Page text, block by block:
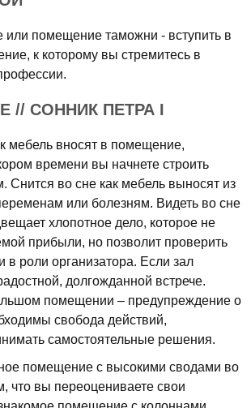
или помещение таможни - вступить в
к которому вы стремитесь в
// СОННИК ПЕТРА I
мебель вносят в помещение,
времени вы начнете строить
Снится во сне как мебель выносят из
или болезням. Видеть во сне
хлопотное дело, которое не
прибыли, но позволит проверить
в роли организатора. Если зал
долгожданной встрече.
помещении – предупреждение о
свобода действий,
самостоятельные решения.
помещение с высокими сводами во
что вы переоцениваете свои